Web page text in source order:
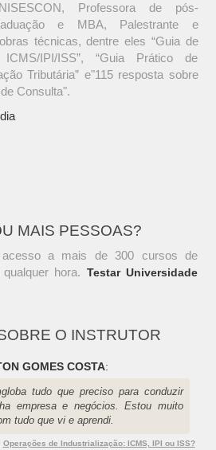
Professora de pós-
e MBA, Palestrante e
técnicas, dentre eles “Guia de
IPI/ISS”, “Guia Prático de
Tributária” e"115 resposta sobre
Consulta".
MAIS PESSOAS?
a mais de 300 cursos de
hora. Testar Universidade
O INSTRUTOR
GOMES COSTA:
tudo que preciso para conduzir
empresa e negócios. Estou muito
tudo que vi e aprendi.
Operações de Industrialização: ICMS, IPI ou ISS?